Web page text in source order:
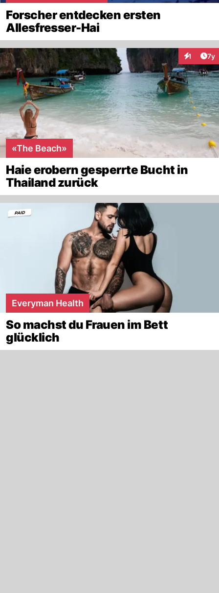
Forscher entdecken ersten
Allesfresser-Hai
1 7y
«The Beach»
Haie erobern gesperrte Bucht in
Thailand zurück
Everyman Health
So machst du Frauen im Bett
glücklich